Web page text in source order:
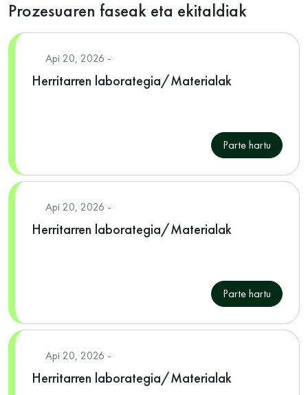
Prozesuaren faseak eta ekitaldiak
Api 20, 2026 -
Herritarren laborategia/Materialak
Parte hartu
Api 20, 2026 -
Herritarren laborategia/Materialak
Parte hartu
Api 20, 2026 -
Herritarren laborategia/Materialak